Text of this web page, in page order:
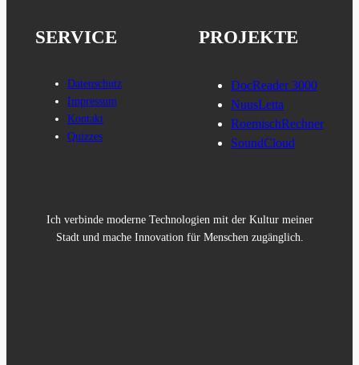
SERVICE
Datenschutz
Impressum
Kontakt
Quizzes
PROJEKTE
DocReader 3000
NuusLetta
RoemischRechner
SoundCloud
Ich verbinde moderne Technologien mit der Kultur meiner
Stadt und mache Innovation für Menschen zugänglich.